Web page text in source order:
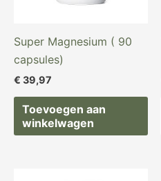
Super Magnesium ( 90
capsules)
€ 39,97
Toevoegen aan
winkelwagen